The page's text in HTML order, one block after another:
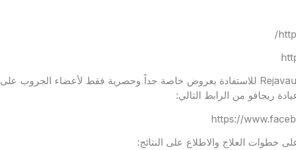
كما ندعوك للانضمام لجروب Rejavau Ladies Club للاستفادة بعروض خاصة جداً وحصرية فقط لأعضاء الجروب على
ريجافو من الرابط التالي:
https://
خطوات العلاج والاطلاع على النتائج: